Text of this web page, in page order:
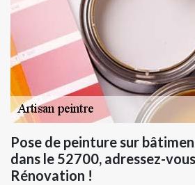
Pose de peinture sur
dans le 52700, adressez-
Rénovation !